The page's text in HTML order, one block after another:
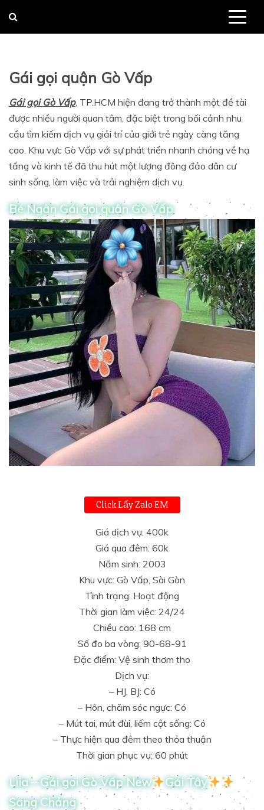
Gái gọi quận Gò Vấp
Gái gọi Gò Vấp, TP.HCM hiện đang trở thành một đề tài
được nhiều người quan tâm, đặc biệt trong bối cảnh nhu
cầu tìm kiếm dịch vụ giải trí của giới trẻ ngày càng tăng
cao. Khu vực Gò Vấp với sự phát triển nhanh chóng về hạ
tầng và kinh tế đã thu hút một lượng đông đảo dân cư
sinh sống, làm việc và trải nghiệm dịch vụ.
Bé Ngân Gái gọi quận Gò Vấp
Click Lấy Zalo EM
Giá dịch vụ: 400k
Giá qua đêm: 60k
Năm sinh: 2003
Khu vực: Gò Vấp, Sài Gòn
Tình trạng: Hoạt động
Thời gian làm việc: 24/24
Chiều cao: 168 cm
Số đo ba vòng: 90-68-91
Đặc điểm: Vệ sinh thơm tho
Dịch vụ:
– HJ, BJ: Có
– Hôn, chăm sóc ngực: Có
– Mút tai, mút đùi, liếm cột sống: Có
– Thực hiện qua đêm theo thỏa thuận
Thời gian phục vụ: 60 phút
Liia – Gái gọi Gò Vấp New
Gái Tây
Sang Chảng